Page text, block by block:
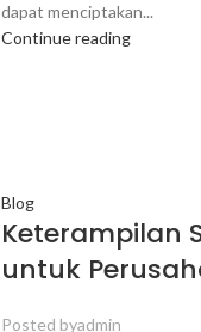
dapat menciptakan...
Continue reading
Blog
Keterampilan
untuk
Posted byadmin